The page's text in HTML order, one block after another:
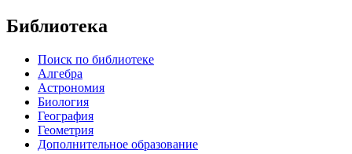
Библиотека
Поиск по библиотеке
Алгебра
Астрономия
Биология
География
Геометрия
Дополнительное образование